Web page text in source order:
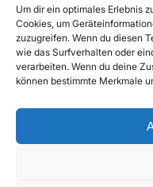
Um dir ein optimales Erlebnis
Cookies, um
zuzugreifen. Wenn du diesen
wie das Surfverhalten oder
verarbeiten. Wenn du deine
können bestimmte Merkmale
Gartensanierung
Juli